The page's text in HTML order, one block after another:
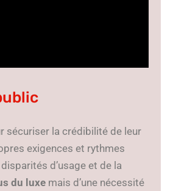
sécuriser la crédibilité de leur
exigences et rythmes
d’usage et de la
du luxe mais d’une nécessité